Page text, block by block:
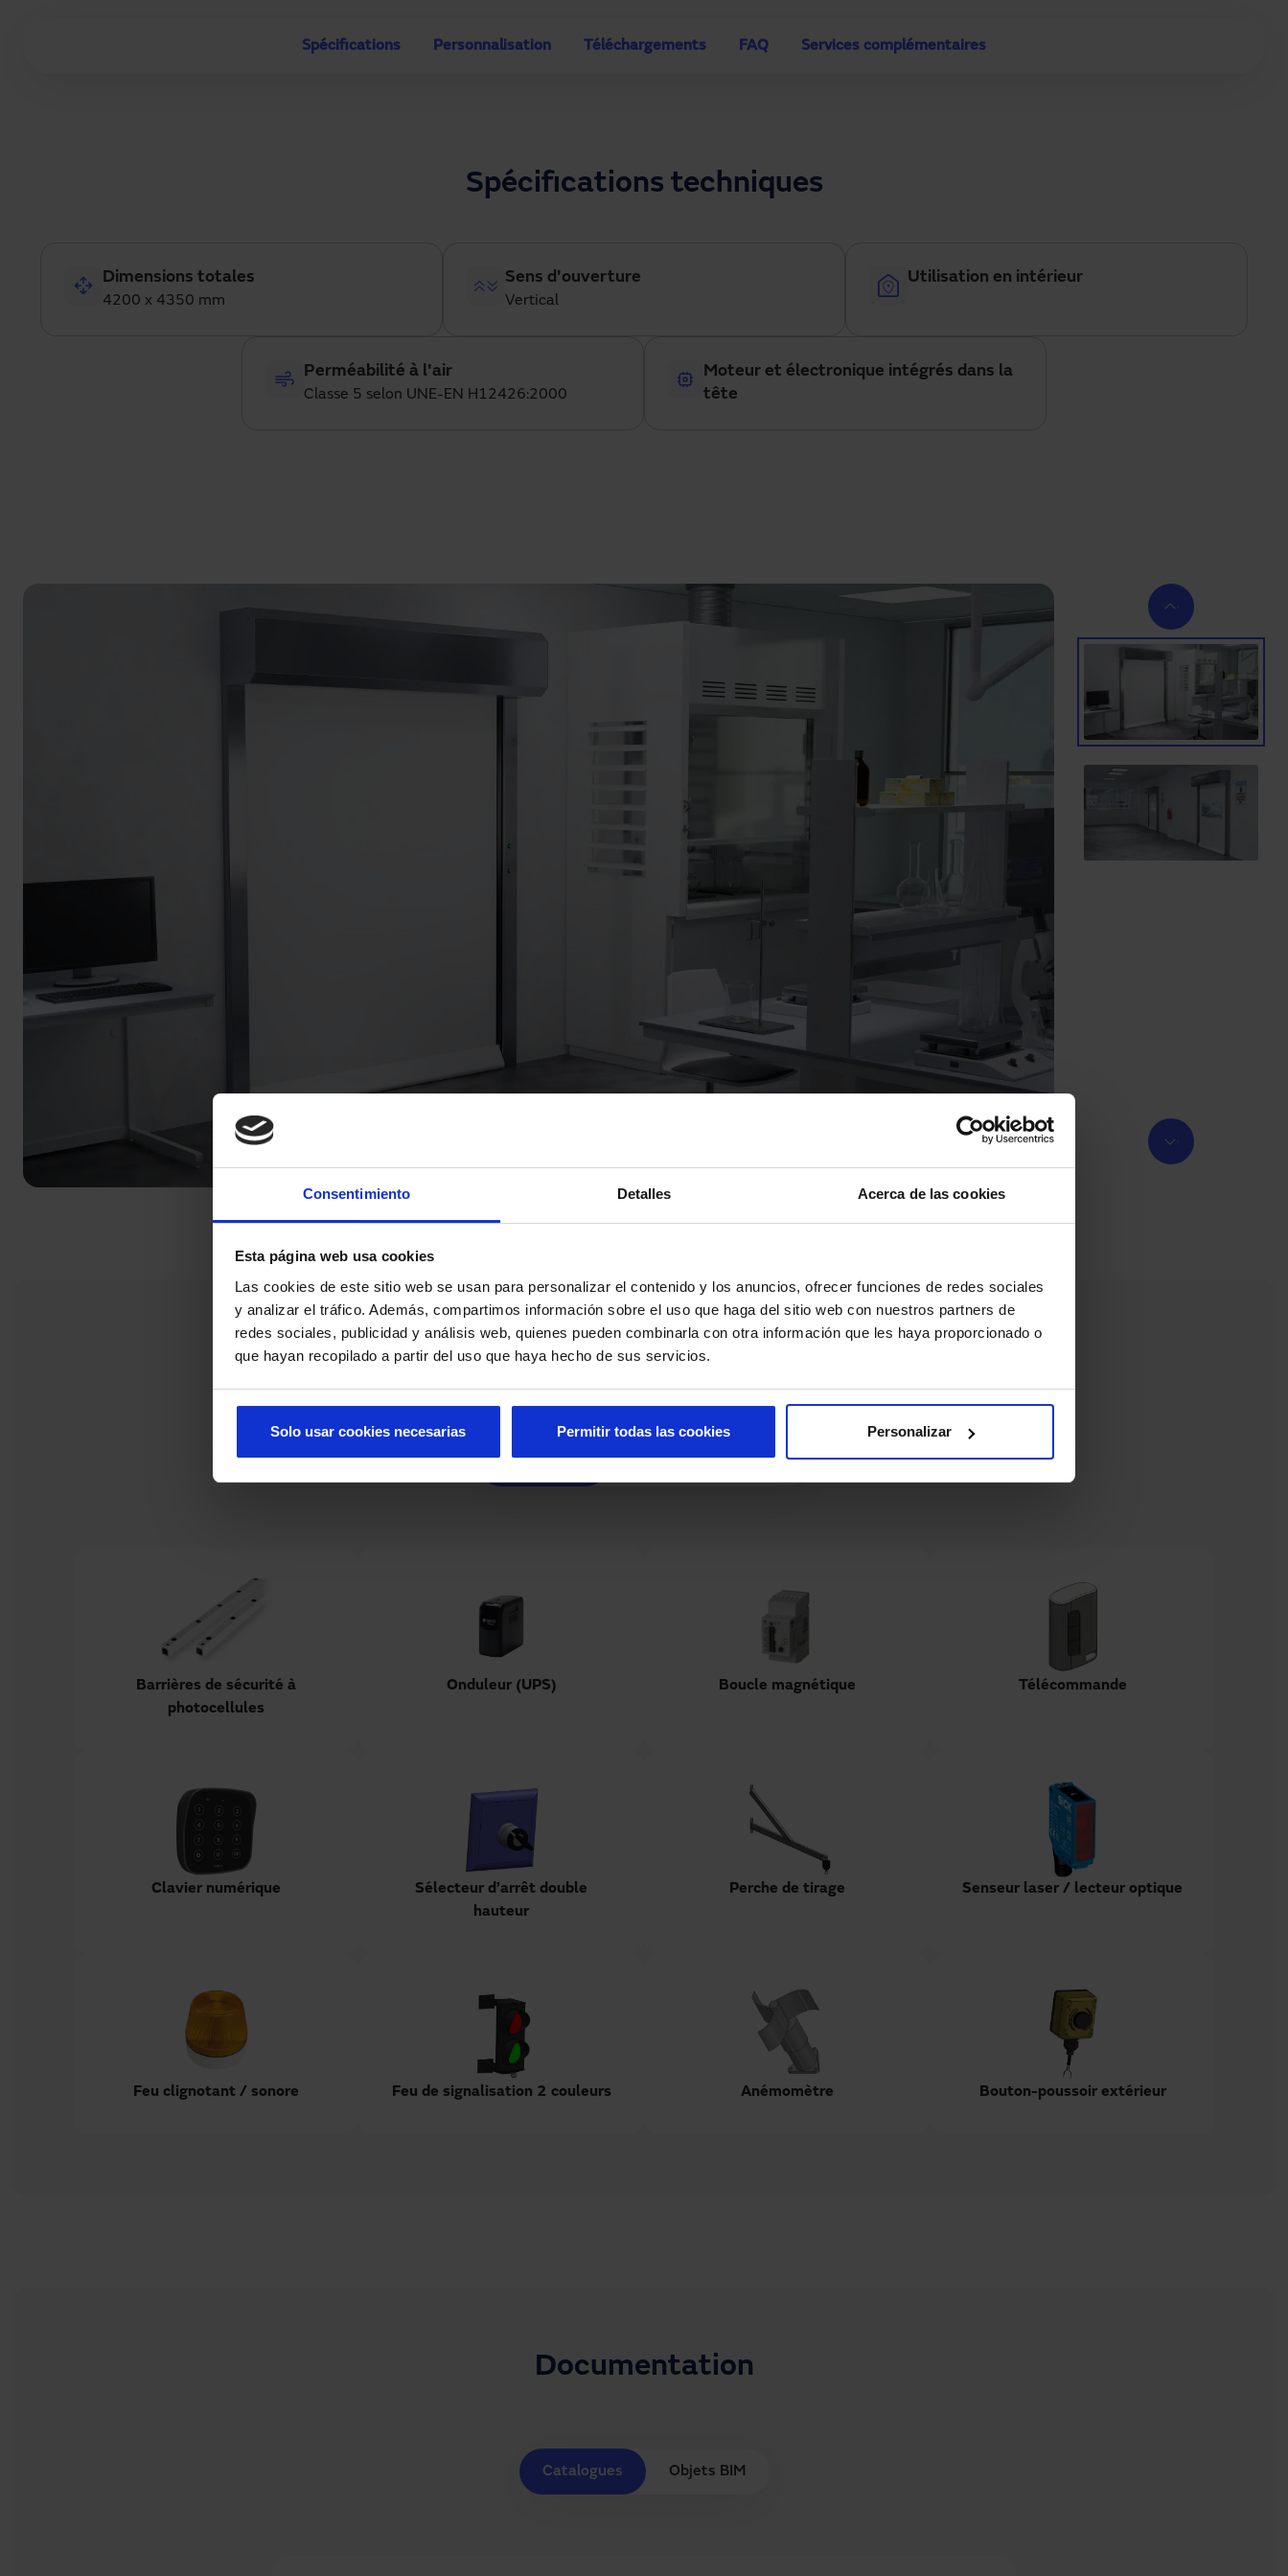
Consentimiento Detalles Acerca de las cookies
Esta página web usa cookies
Las cookies de este sitio web se usan para personalizar el contenido y los anuncios, ofrecer funciones de redes sociales
y analizar el tráfico. Además, compartimos información sobre el uso que haga del sitio web con nuestros partners de
redes sociales, publicidad y análisis web, quienes pueden combinarla con otra información que les haya proporcionado o
que hayan recopilado a partir del uso que haya hecho de sus servicios.
Solo usar cookies necesarias Personalizar
Permitir todas las cookies
Spécifications Personnalisation Téléchargements FAQ Services complémentaires
Spécifications techniques
Dimensions totales
4200 x 4350 mm
Sens d'ouverture
Vertical
Utilisation en intérieur
Perméabilité à l'air
Classe 5 selon UNE-EN H12426:2000
Moteur et électronique intégrés dans la
tête
Options et personnalisation
Oculus
Barrières de sécurité à
photocellules
Onduleur (UPS) Boucle magnétique Télécommande
Clavier numérique
Sélecteur d’arrêt double
hauteur
Perche de tirage Senseur laser / lecteur optique
Feu clignotant / sonore Feu de signalisation 2 couleurs Anémomètre Bouton-poussoir extérieur
Documentation
Catalogues Objets BIM